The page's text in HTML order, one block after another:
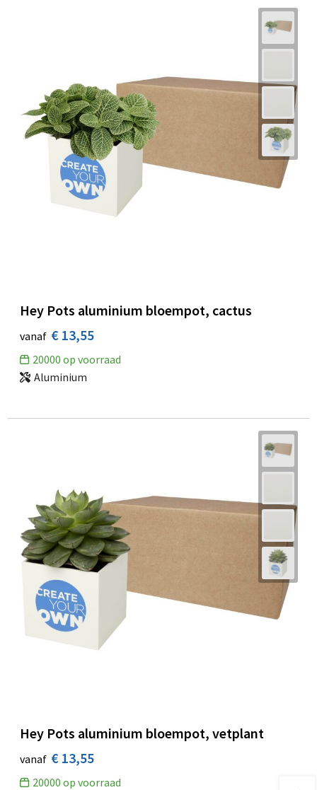
Hey Pots aluminium bloempot, cactus
vanaf € 13,55
20000 op voorraad
Aluminium
Hey Pots aluminium bloempot, vetplant
vanaf € 13,55
20000 op voorraad